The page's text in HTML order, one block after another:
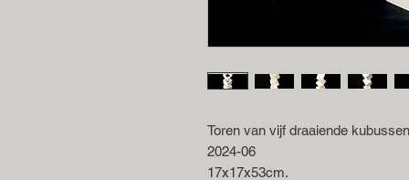
Toren van vijf draaiende
2024-06
17x17x53cm.